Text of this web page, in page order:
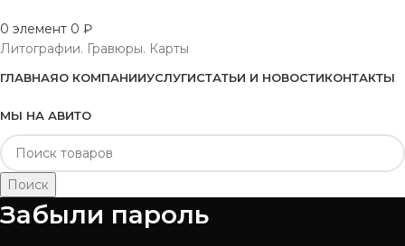
0 элемент 0 ₽
Литографии. Гравюры. Карты
ГЛАВНАЯО КОМПАНИИУСЛУГИСТАТЬИ И НОВОСТИКОНТАКТЫ
МЫ НА АВИТО
Поиск
Забыли пароль